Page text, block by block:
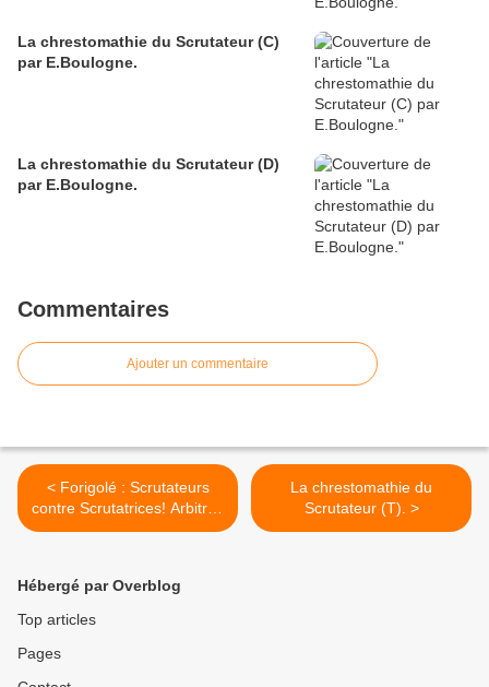
La chrestomathie du Scrutateur (C)
par E.Boulogne.
La chrestomathie du Scrutateur (D)
par E.Boulogne.
Commentaires
Ajouter un commentaire
< Forigolé : Scrutateurs
contre Scrutatrices! Arbitrez
le match!!!
La chrestomathie du
Scrutateur (T). >
Hébergé par Overblog
Top articles
Pages